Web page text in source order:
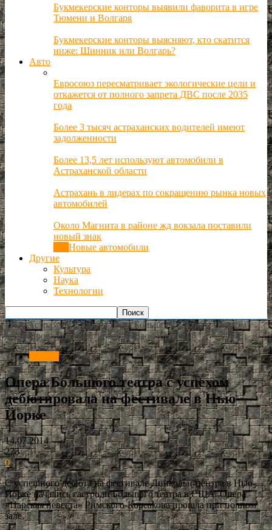
Букмекерские конторы выявили фаворита в игре
Тюмени и Волгаря
Букмекерские конторы выясняют, кто скатится
ниже: Шинник или Волгарь?
Авто
Евросоюз пересматривает экологические цели и
откажется от полного запрета ДВС после 2035
года
Более 3 тысяч астраханских водителей имеют
задолженности
Более 13,5 лет используют автомобили в
Астраханской области
Астрахань в лидерах по сокращению рынка новых
автомобилей
Около Магнита в районе жд вокзала поставили
новый знак
Новые автомобили
Другие
Культура
Наука
Технологии
РИА Астрахань В мире Опера Большого театра с успехом
дебютировала на фестивале в Нью-Йорке
Опера Большого театра с успехом
дебютировала на фестивале в Нью-
Йорке
14.07.2014
273
0
С успешного дебюта на фестивале Линкольн-центра в Нью-
Йорке начались гастроли Большого театра в США. Опера
«Царская невеста» Римского-Корсакова прошла при полном
зале.